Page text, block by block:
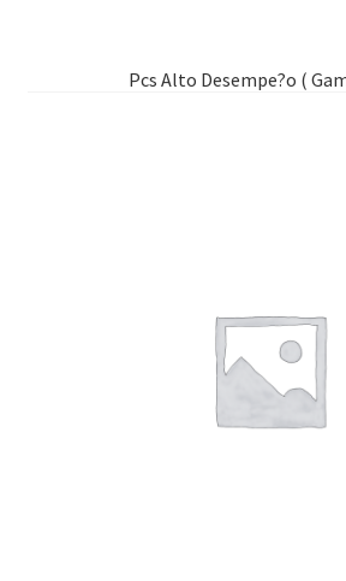
Pcs Alto Desempe?o (